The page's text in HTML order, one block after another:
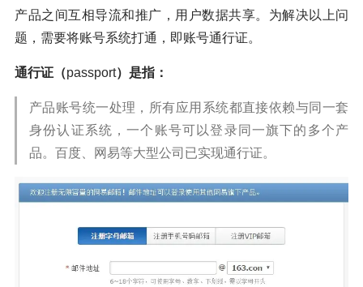
产品之间互相导流和推广，用户数据共享。为解决以上问
题，需要将账号系统打通，即账号通行证。
通行证（passport）是指：
产品账号统一处理，所有应用系统都直接依赖与同一套
身份认证系统，一个账号可以登录同一旗下的多个产
品。百度、网易等大型公司已实现通行证。